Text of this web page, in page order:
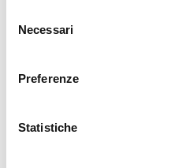
caselle dei cookies e
prestare, rifiutare o
momento, accedendo
delNecessari
Preferenze
Statistiche